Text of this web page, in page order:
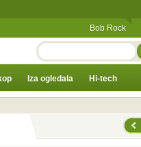
Bob Rock
TRAŽI
Iza ogledala Hi-tech